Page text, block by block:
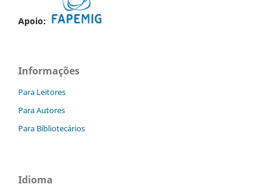
Apoio:
Informações
Para Leitores
Para Autores
Para Bibliotecários
Idioma